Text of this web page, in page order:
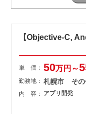
【Objective-C,
単 価： 50万円～
勤務地： 札幌市 その
内 容： アプリ開発